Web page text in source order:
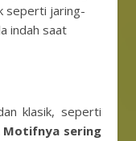
seperti jaring-
indah saat
klasik, seperti
Motifnya sering